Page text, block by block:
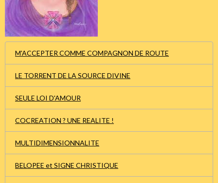
M'ACCEPTER COMME COMPAGNON DE ROUTE
LE TORRENT DE LA SOURCE DIVINE
SEULE LOI D'AMOUR
COCREATION ? UNE REALITE !
MULTIDIMENSIONNALITE
BELOPEE et SIGNE CHRISTIQUE